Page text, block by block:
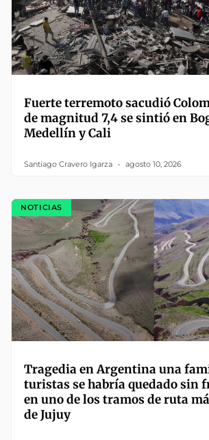
Fuerte terremoto sacudió
de magnitud 7,4 se sintió en
Medellín y Cali
Santiago Cravero Igarza agosto 10, 2026
NOTICIAS
Tragedia en Argentina una
turistas se habría quedado sin
en uno de los tramos de ruta
de Jujuy